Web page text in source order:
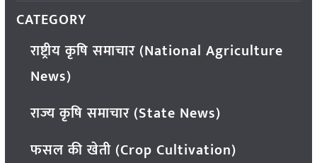
CATEGORY
राष्ट्रीय कृषि समाचार (National Agriculture
News)
राज्य कृषि समाचार (State News)
फसल की खेती (Crop Cultivation)